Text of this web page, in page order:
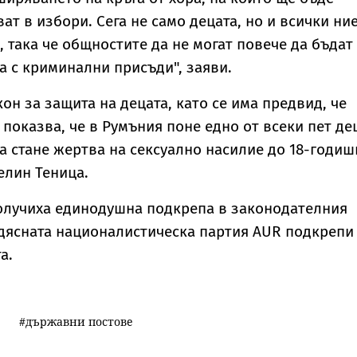
в избори. Сега не само децата, но и всички
че общностите да не могат повече да бъдат
с криминални присъди", заяви.
за защита на децата, като се има предвид, че
че в Румъния поне едно от всеки пет
стане жертва на сексуално насилие до 18-
Теница.
единодушна подкрепа в законодателния
националистическа партия AUR подкрепи
държавни постове